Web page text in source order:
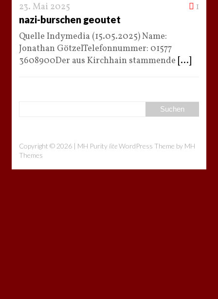
23. Mai 2025 1
nazi-burschen geoutet
Quelle Indymedia (15.05.2025) Name:
Jonathan GötzelTelefonnummer: 01577
3608900Der aus Kirchhain stammende [...]
Copyright © 2026 | MH Purity liteWordPress Theme by MH
Themes